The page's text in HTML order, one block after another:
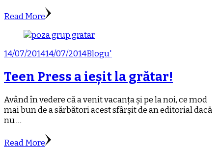
Read More
14/07/201414/07/2014Blogu'
Teen Press a ieșit la grătar!
Având în vedere că a venit vacanța și pe la noi, ce mod
mai bun de a sărbători acest sfârșit de an editorial dacă
nu …
Read More